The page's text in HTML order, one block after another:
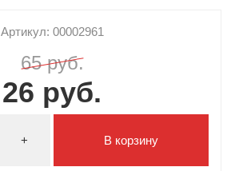
Артикул: 00002961
65 руб.
26 руб.
+ В корзину